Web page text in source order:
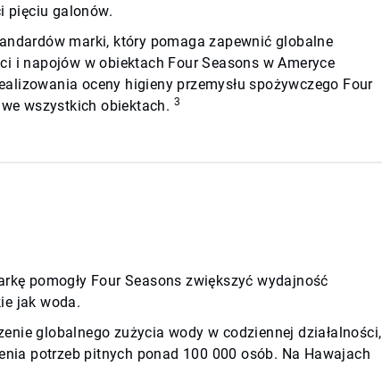
pięciu galonów.
marki, który pomaga zapewnić globalne
i napojów w obiektach Four Seasons w Ameryce
oceny higieny przemysłu spożywczego Four
wszystkich obiektach. 3
pomogły Four Seasons zwiększyć wydajność
jak woda.
globalnego zużycia wody w codziennej działalności,
potrzeb pitnych ponad 100 000 osób. Na Hawajach